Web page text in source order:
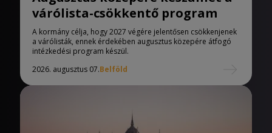
várólista-csökkentő program
A kormány célja, hogy 2027 végére jelentősen csökkenjenek
a várólisták, ennek érdekében augusztus közepére átfogó
intézkedési program készül.
2026. augusztus 07.Belföld